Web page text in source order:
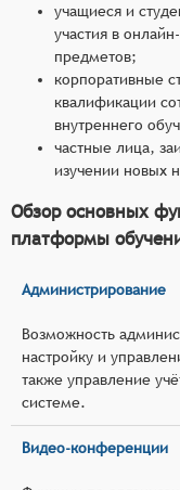
учащиеся и
участия в
предметов;
корпоративные
квалификации
внутреннего
частные лица,
изучении новых
Обзор основных
платформы
Администрирование
Возможность
настройку и
также управление
системе.
Видео-конференции